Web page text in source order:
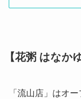
【花粥 はなか
「流山店」はオ